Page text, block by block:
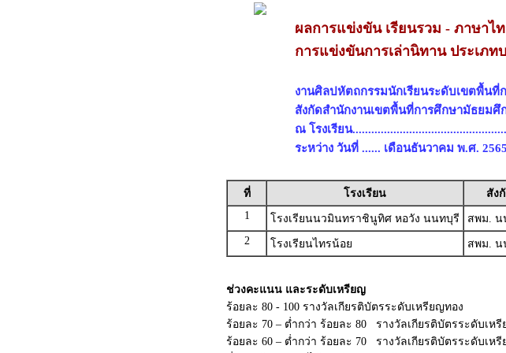
ผลการแข่งขัน เรียนรวม - ภาษาไ
การแข่งขันการเล่านิทาน ประเภท
งานศิลปหัตถกรรมนักเรียนระดับเขตพื้นที่
สังกัดสำนักงานเขตพื้นที่การศึกษามัธยมศึ
ณ โรงเรียน
ระหว่าง วันที่ ...... เดือนธันวาคม พ.ศ. 2565
ที่ โรงเรียน สัง
1
โรงเรียนนวมินทราชินูทิศ หอวัง นนทบุรี สพม. น
2
โรงเรียนไทรน้อย สพม. น
ช่วงคะแนน และระดับเหรียญ
ร้อยละ 80 - 100 รางวัลเกียรติบัตรระดับเหรียญทอง
ร้อยละ 70 – ต่ำกว่า ร้อยละ 80 รางวัลเกียรติบัตรระดับเหรี
ร้อยละ 60 – ต่ำกว่า ร้อยละ 70 รางวัลเกียรติบัตรระดับเห